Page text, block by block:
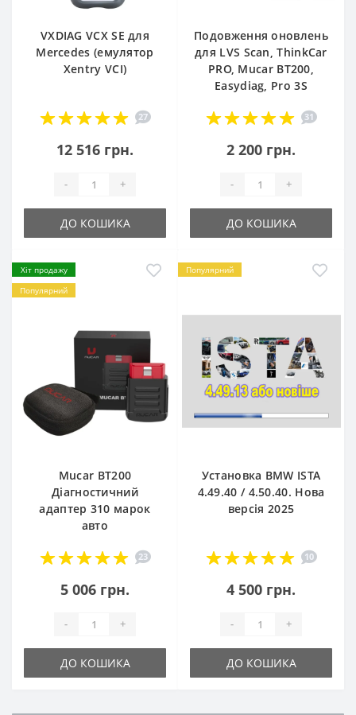
VXDIAG VCX SE для
Mercedes (емулятор
Xentry VCI)
27
12 516 грн.
- +
ДО КОШИКА
Подовження оновлень
для LVS Scan, ThinkCar
PRO, Mucar BT200,
Easydiag, Pro 3S
31
2 200 грн.
- +
ДО КОШИКА
Хіт продажу
Популярний
Mucar BT200
Діагностичний
адаптер 310 марок
авто
23
5 006 грн.
- +
ДО КОШИКА
Популярний
Установка BMW ISTA
4.49.40 / 4.50.40. Нова
версія 2025
10
4 500 грн.
- +
ДО КОШИКА